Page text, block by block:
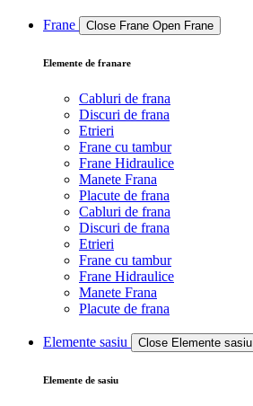
Frane Close Frane Open Frane
Elemente de franare
Cabluri de frana
Discuri de frana
Etrieri
Frane cu tambur
Frane Hidraulice
Manete Frana
Placute de frana
Cabluri de frana
Discuri de frana
Etrieri
Frane cu tambur
Frane Hidraulice
Manete Frana
Placute de frana
Elemente sasiu Close Elemente sasiu
Elemente de sasiu